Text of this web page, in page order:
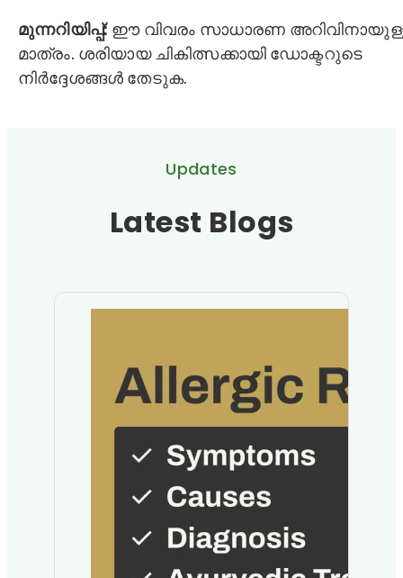
മുന്നറിയിപ്പ്: ഈ വിവരം സാധാരണ
മാത്രം. ശരിയായ ചികിത്സക്കായി ഡോക്ടറുടെ
നിർദ്ദേശങ്ങൾ തേടുക.
Updates
Latest Blogs